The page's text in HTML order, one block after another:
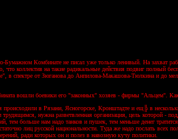
Комбинате не писал уже только ленивый. На захват
что коллектив на такие радикальные действия подвиг полный
в спектре от Зюганова до Анпилова-Макашова-Тюлкина и до
вошли боевики его "законных" хозяев - фирмы "Альцем".
в Рязани, Ясногорске, Кронштадте и ещ╠ в
нужна разветвленная организация, цель которой -
тем больше нам надо танков и пушек, тем меньше денег
лиц русской национальности. Туда же надо послать
ради которых он и полез в навозную кучу политики.